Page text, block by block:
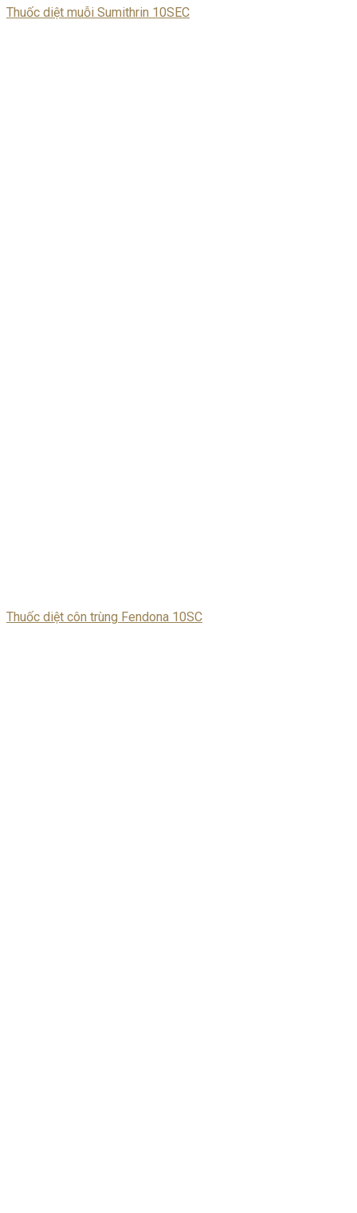
Thuốc diệt muỗi Sumithrin 10SEC
Thuốc diệt côn trùng Fendona 10SC